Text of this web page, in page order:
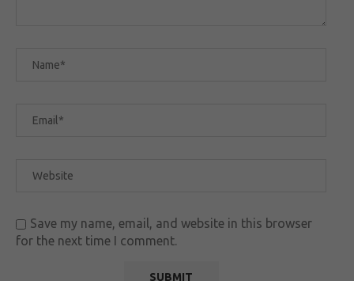
Save my name, email, and website in this browser
for the next time I comment.